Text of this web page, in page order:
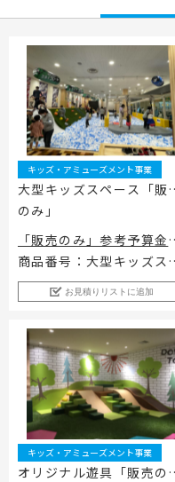
Outdoor event business
屋内イベント事業
Indoor event business
トレーラーハウス事業
Trailer house business
工事用テント・テント倉
Construction tent / tent
木造モジュール事業
スポーツ施設資材事業
地面養生事業
映像・中継機機レンタル事
Video / relay equipment
地域密着イベント
Community-based event
キッズ・アミューズメント
Kids amusement business
Office
ニュース
News
ニュース
News
ブログ
Blog
協賛実績
レンタルシステムのご案内
Guidance
レンタルシステムのご案内
Guidance
ご利用規約
よくあるご質問
プロセス
イベント会場の設営／施
Event Set Up
会社案内
Company
個人情報保護方針
サイトマップ
お問合せ
検索する
キッズ・アミューズメント事業
大型キッズスペース「販
のみ」
「販売のみ」参考予算金
額：約￥50万～80万/坪
(＊工事費・設計費・送料
は別途 工事内容・デザ
ンによって異なります。）
商品番号：大型キッズス
ースのご提案
お見積りリストに追加
キッズ・アミューズメント事業
オリジナル遊具「販売の